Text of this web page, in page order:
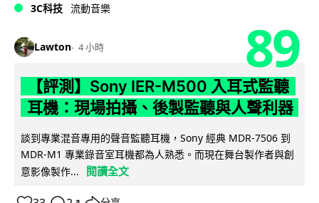
3C科技 流動音樂
Lawton 4 小時 89
【評測】Sony IER-M500 入耳式監聽
耳機：現場拍攝、後製監聽與人聲利器
談到專業混音專用的聲音監聽耳機，Sony 經典 MDR-7506 到
MDR-M1 專業錄音室耳機都為人熟悉。而現在舞台製作者與創
意影像製作...
閱讀全文